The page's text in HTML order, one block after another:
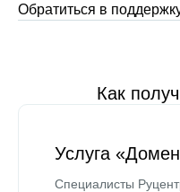
Обратиться в
Как
Услуга
Специалисты